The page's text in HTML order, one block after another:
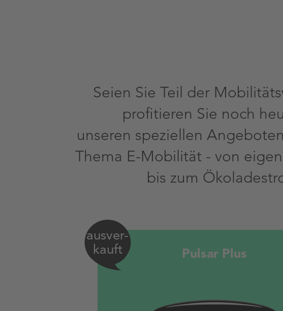
Seien Sie Teil der
profitieren Sie noch
unseren speziellen
Thema E-Mobilität - von
bis zum
ausver-
kauft
Pulsar Plus